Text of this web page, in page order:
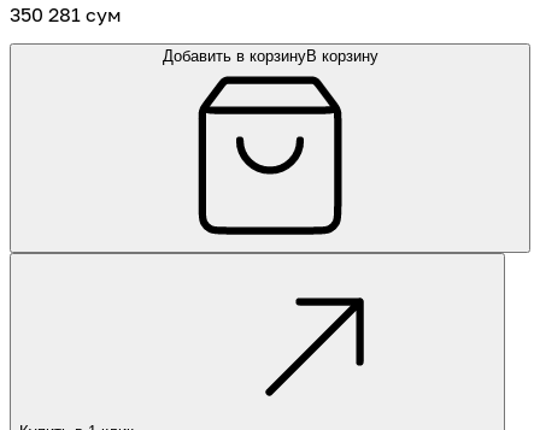
350 281 сум
Добавить в корзинуВ корзину